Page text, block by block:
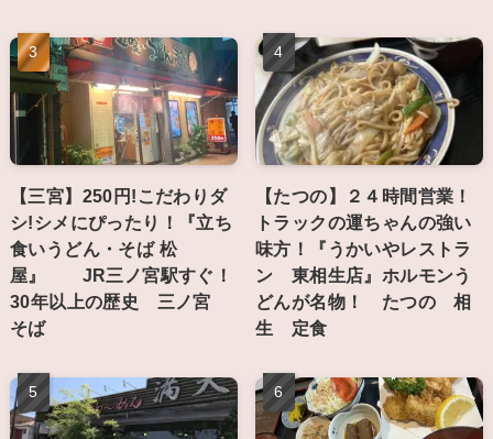
【三宮】250円!こだわりダ
シ!シメにぴったり！『立ち
食いうどん・そば 松
屋』 JR三ノ宮駅すぐ！
30年以上の歴史 三ノ宮
そば
【たつの】２４時間営業！
トラックの運ちゃんの強い
味方！『うかいやレストラ
ン 東相生店』ホルモンう
どんが名物！ たつの 相
生 定食